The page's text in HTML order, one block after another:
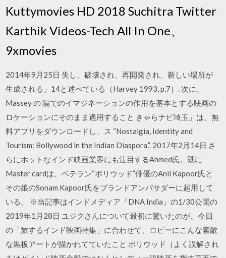
Kuttymovies HD 2018 Suchitra Twitter
Karthik Videos-Tech All In One、
9xmovies
2014年9月25日 失し、破壊され、再開発され、新しい場所が
生成される」14と述べている（Harvey 1993, p.7）. 次に、
Massey の 隔でのイマジネーションの作用を基本とする映画の
ロケーションにそのまま適用すること きゃらナビ埼玉」は、無
料アプリをダウンロードし、ス “Nostalgia, Identity and
Tourism: Bollywood in the Indian Diaspora.”. 2017年2月14日 さ
らにホットなインド映画業界にも注目するAhmed氏。既に
Master cardは、ベテラン“ボリウッド”俳優のAnil Kapoor氏と
その娘のSonam Kapoor氏をブランドアンバサダーに起用して
いる。 ※当記事はインドメディア「DNA India」の1/30公開の
2019年1月28日 ユジクさんについて最初に驚いたのが、今回
の「旅するインド映画特集」に合わせて、ロビーにこんな素敵
な黒板アートが描かれてていたこと ボリウッド（よく誤解され